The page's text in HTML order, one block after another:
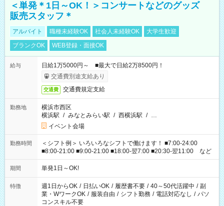
＜単発＊1日～OK！＞コンサートなどのグッズ
販売スタッフ＊
アルバイト 職種未経験OK 社会人未経験OK
大学生歓迎
ブランクOK
WEB登録・面接OK
給与
日給1万5000円～ ■最大で日給2万8500円！
交通費別途支給あり
交通費 交通費規定支給
勤務地
横浜市西区
横浜駅 / みなとみらい駅 / 西横浜駅 / …
イベント会場
勤務時間
＜シフト例＞ いろいろなシフトで働けます！ ■7:00-24:00
■8:00-21:00 ■9:00-21:00 ■18:00-翌7:00 ■20:30-翌11:00 など
期間 単発1日～OK!
特徴 週1日からOK / 日払いOK / 履歴書不要 / 40～50代活躍中 / 副
業・WワークOK / 服装自由 / シフト勤務 / 電話対応なし / パソ
コンスキル不要